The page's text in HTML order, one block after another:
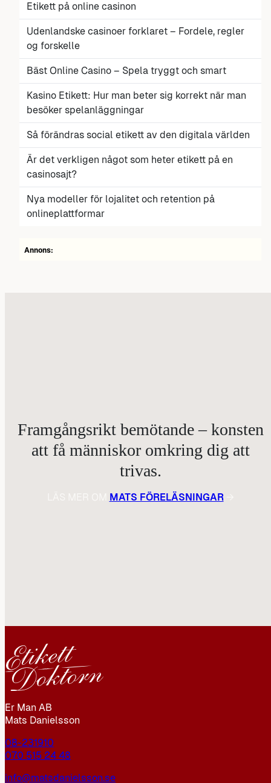
Etikett på online casinon
Udenlandske casinoer forklaret – Fordele, regler
og forskelle
Bäst Online Casino – Spela tryggt och smart
Kasino Etikett: Hur man beter sig korrekt när man
besöker spelanläggningar
Så förändras social etikett av den digitala världen
Är det verkligen något som heter etikett på en
casinosajt?
Nya modeller för lojalitet och retention på
onlineplattformar
Annons:
Framgångsrikt bemötande – konsten
att få människor omkring dig att
trivas.
MATS FÖRELÄSNINGAR→
Er Man AB
Mats Danielsson
08-231910
070 515 24 48
info@matsdanielsson.se